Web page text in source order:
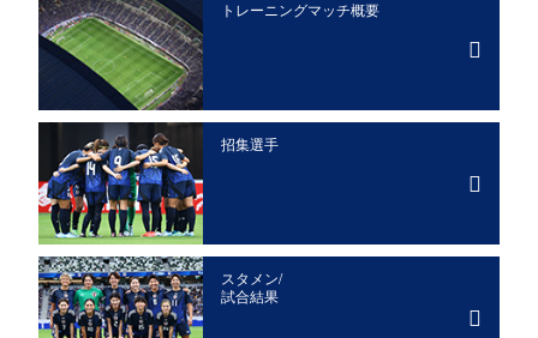
トレーニングマッチ概要
招集選手
スタメン/
試合結果